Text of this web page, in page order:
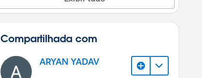
Compartilhada com
ARYAN YADAV